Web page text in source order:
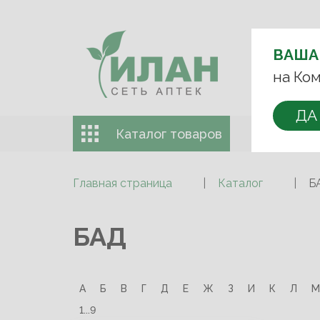
ВЫБЕРИТЕ
ВАША
на
ДА
+7
Каталог товаров Доставка
Главная страница Каталог
БАД
А Б В Г Д Е Ж З И К Л М
1...9